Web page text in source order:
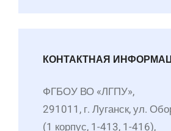
КОНТАКТНАЯ
ФГБОУ ВО «ЛГПУ»,
291011, г. Луганск, ул.
(1 корпус, 1-413, 1-416),